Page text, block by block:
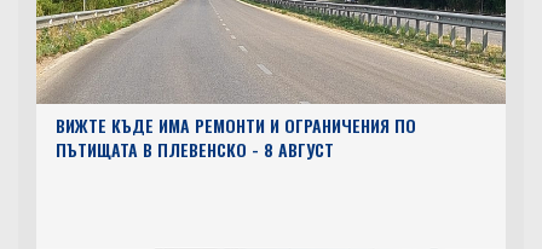
ВИЖТЕ КЪДЕ ИМА РЕМОНТИ И ОГРАНИЧЕНИЯ ПО
ПЪТИЩАТА В ПЛЕВЕНСКО - 8 АВГУСТ